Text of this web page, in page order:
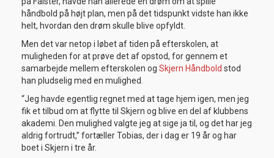
håndbold på højt plan, men på det tidspunkt vidste han ikke
helt, hvordan den drøm skulle blive opfyldt.
Men det var netop i løbet af tiden på efterskolen, at
muligheden for at prøve det af opstod, for gennem et
samarbejde mellem efterskolen og Skjern Håndbold stod
han pludselig med en mulighed.
“Jeg havde egentlig regnet med at tage hjem igen, men jeg
fik et tilbud om at flytte til Skjern og blive en del af klubbens
akademi. Den mulighed valgte jeg at sige ja til, og det har jeg
aldrig fortrudt,” fortæller Tobias, der i dag er 19 år og har
boet i Skjern i tre år.